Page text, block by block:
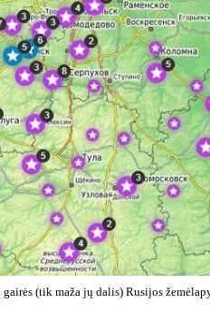
(tik maža jų dalis) Rusijos